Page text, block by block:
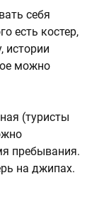
себя
есть костер,
истории
можно
(туристы
пребывания.
на джипах.